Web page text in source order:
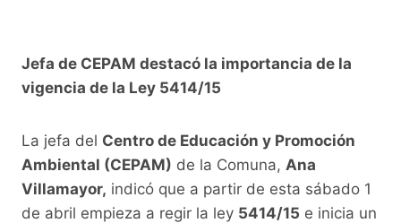
Jefa de CEPAM destacó la importancia de la
vigencia de la Ley 5414/15
La jefa del Centro de Educación y Promoción
Ambiental (CEPAM) de la Comuna, Ana
Villamayor, indicó que a partir de esta sábado 1
de abril empieza a regir la ley 5414/15 e inicia un